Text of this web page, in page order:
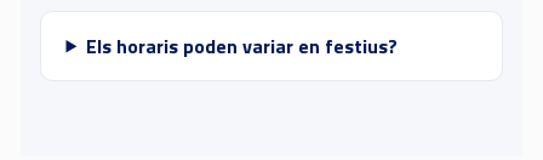
Els horaris poden variar en festius?